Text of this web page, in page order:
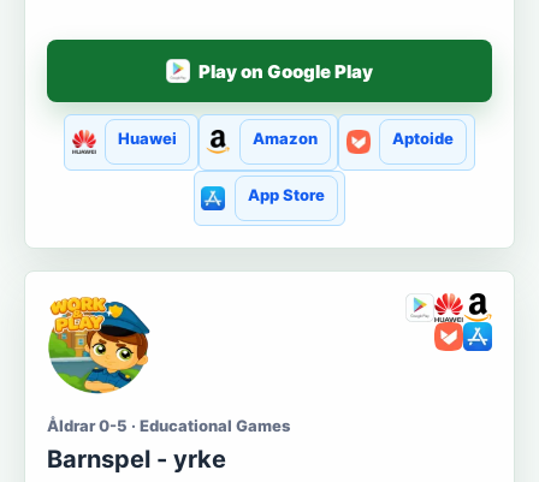
Play on Google Play
Huawei Amazon Aptoide
App Store
Åldrar 0-5 · Educational Games
Barnspel - yrke